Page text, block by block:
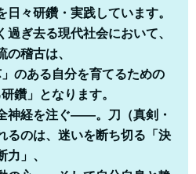
日々研鑽・実践しています。
ぎ去る現代社会において、
の稽古は、
のある自分を育てるための
鑽」となります。
神経を注ぐ――。刀（真剣・
るのは、迷いを断ち切る「決
力」、